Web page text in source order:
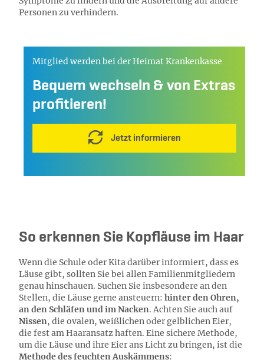
Personen zu verhindern.
Mitglied werden bei der Heimat Krankenkasse
Bequem wechseln & von Extras
profitieren!
Jetzt informieren
So erkennen Sie Kopfläuse im Haar
Wenn die Schule oder Kita darüber informiert, dass es
Läuse gibt, sollten Sie bei allen Familienmitgliedern
genau hinschauen. Suchen Sie insbesondere an den
Stellen, die Läuse gerne ansteuern: hinter den Ohren,
an den Schläfen und im Nacken. Achten Sie auch auf
Nissen, die ovalen, weißlichen oder gelblichen Eier,
die fest am Haaransatz haften. Eine sichere Methode,
um die Läuse und ihre Eier ans Licht zu bringen, ist die
Methode des feuchten Auskämmens: